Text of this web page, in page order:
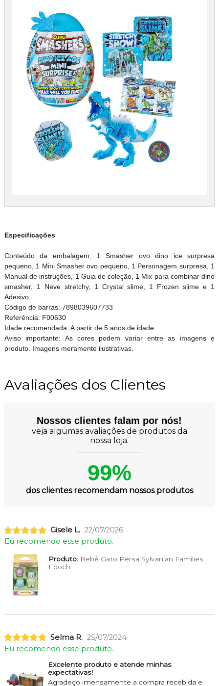
Especificações
Conteúdo da embalagem: 1 Smasher ovo dino ice surpresa
pequeno, 1 Mini Smasher ovo pequeno, 1 Personagem surpresa, 1
Manual de instruções, 1 Guia de coleção, 1 Mix para combinar dino
smasher, 1 Neve stretchy, 1 Crystal slime, 1 Frozen slime e 1
Adesivo.
Código de barras: 7898039607733
Referência: F00630
Idade recomendada: A partir de 5 anos de idade.
Aviso importante: As cores podem variar entre as imagens e
produto. Imagens meramente ilustrativas.
Avaliações dos Clientes
Nossos clientes falam por nós!
veja algumas avaliações de produtos da
nossa loja.
99%
dos clientes recomendam nossos produtos
Gisele L. 22/07/2026
Eu recomendo esse produto.
Produto:Bebê Gato Persa Sylvanian Families
Epoch
Selma R. 25/07/2024
Eu recomendo esse produto.
Excelente produto e atende minhas
expectativas!
Agradeço imensamente a compra recebida e